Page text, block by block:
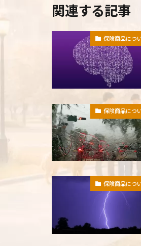
関連する記事
保険商品につ
保険商品につ
保険商品につ